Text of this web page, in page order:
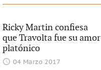
Ricky Martin confiesa
que Travolta fue su amor
platónico
04 Marzo 2017